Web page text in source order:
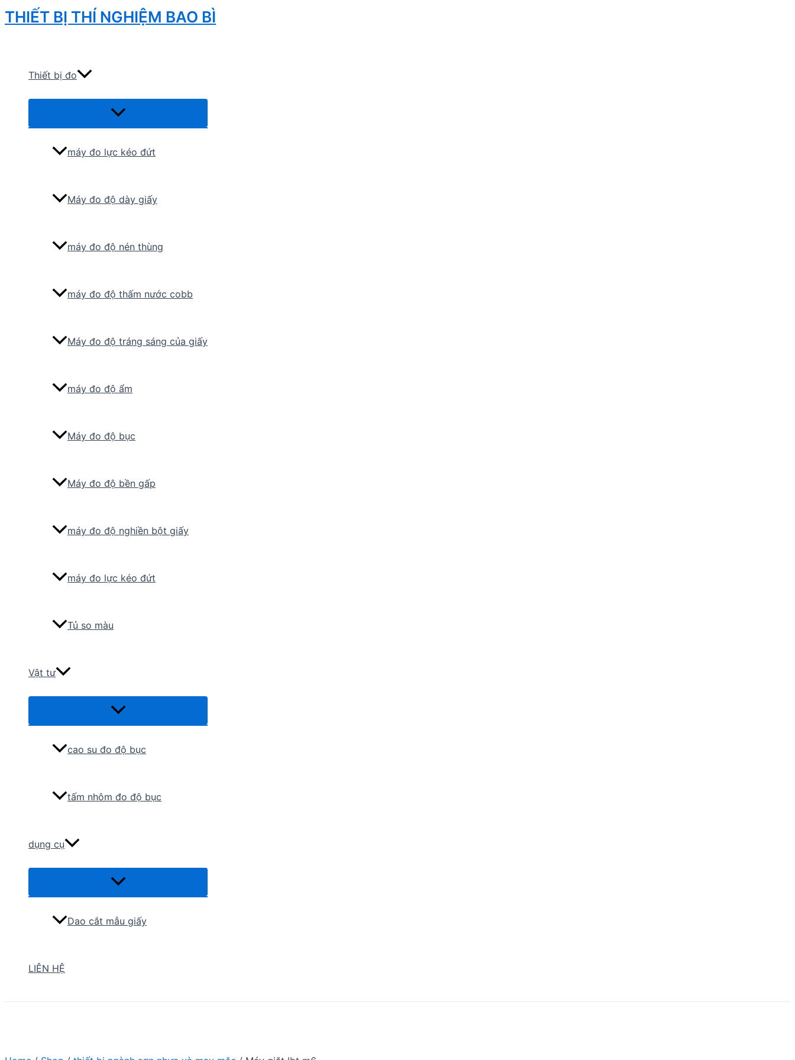
Skip
to
THIẾT BỊ THÍ NGHIỆM BAO BÌ
Thiết bị đo
Menu
máy đo lực kéo đứt
Máy đo độ dày giấy
máy đo độ nén thùng
máy đo độ thấm nước cobb
Máy đo độ tráng sáng của giấy
máy đo độ ẩm
Máy đo độ bục
Máy đo độ bền gấp
máy đo độ nghiền bột giấy
máy đo lực kéo đứt
Tủ so màu
Vật tư
Menu
cao su đo độ bục
tấm nhôm đo độ bục
dụng cụ
Menu
Dao cắt mẫu giấy
LIÊN HỆ